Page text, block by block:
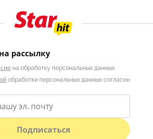
рассылку
на обработку персональных данных
обработки персональных данных согласен
Подписаться